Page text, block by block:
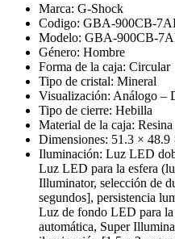
Marca: G-Shock
Codigo: GBA-900CB-
Modelo: GBA-900CB-
Género: Hombre
Forma de la caja: Circular
Tipo de cristal: Mineral
Visualización: Análogo –
Tipo de cierre: Hebilla
Material de la caja: Resina
Dimensiones: 51.3 × 48.9
Iluminación: Luz LED
Luz LED para la esfera
Illuminator, selección de
segundos], persistencia
Luz de fondo LED para
automática, Super